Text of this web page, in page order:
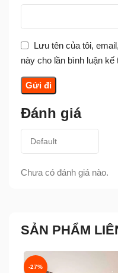
Đánh giá
Chưa có đánh giá nào.
Lưu tên của tôi,
này cho lần bình luận kế
SẢN PHẨM
-27%